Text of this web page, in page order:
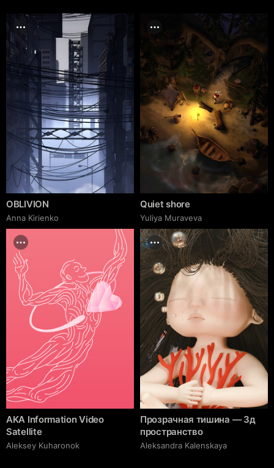
OBLIVION
Anna Kirienko
Quiet shore
Yuliya Muraveva
AKA Information Video
Satellite
Aleksey Kuharonok
Прозрачная тишина — 3д
пространство
Aleksandra Kalenskaya